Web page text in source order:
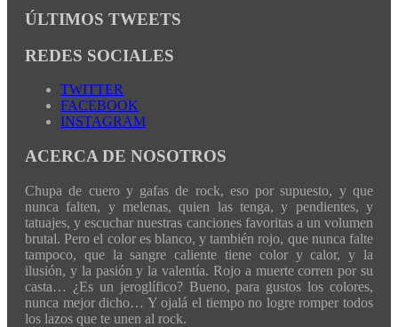
ÚLTIMOS TWEETS
REDES SOCIALES
TWITTER
FACEBOOK
INSTAGRAM
ACERCA DE NOSOTROS
Chupa de cuero y gafas de rock, eso por supuesto, y que
nunca falten, y melenas, quien las tenga, y pendientes, y
tatuajes, y escuchar nuestras canciones favoritas a un volumen
brutal. Pero el color es blanco, y también rojo, que nunca falte
tampoco, que la sangre caliente tiene color y calor, y la
ilusión, y la pasión y la valentía. Rojo a muerte corren por su
casta… ¿Es un jeroglífico? Bueno, para gustos los colores,
nunca mejor dicho… Y ojalá el tiempo no logre romper todos
los lazos que te unen al rock.